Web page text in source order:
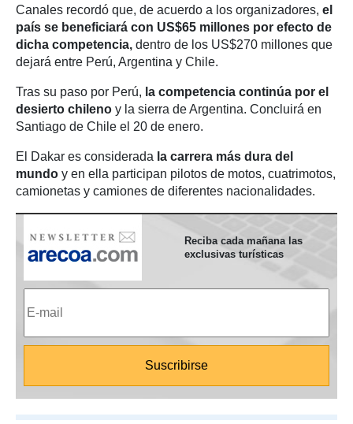
Canales recordó que, de acuerdo a los organizadores, el
país se beneficiará con US$65 millones por efecto de
dicha competencia, dentro de los US$270 millones que
dejará entre Perú, Argentina y Chile.
Tras su paso por Perú, la competencia continúa por el
desierto chileno y la sierra de Argentina. Concluirá en
Santiago de Chile el 20 de enero.
El Dakar es considerada la carrera más dura del
mundo y en ella participan pilotos de motos, cuatrimotos,
camionetas y camiones de diferentes nacionalidades.
Reciba cada mañana las
exclusivas turísticas